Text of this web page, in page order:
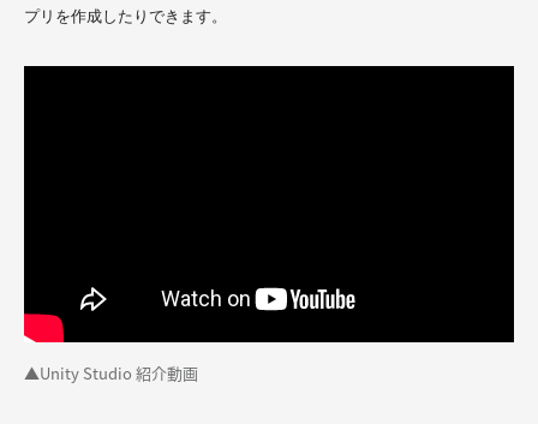
プリを作成したりできます。
▲Unity Studio 紹介動画